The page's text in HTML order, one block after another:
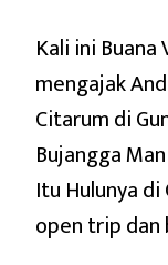
Kali ini Buana
mengajak
Citarum di
Bujangga
Itu Hulunya
open trip